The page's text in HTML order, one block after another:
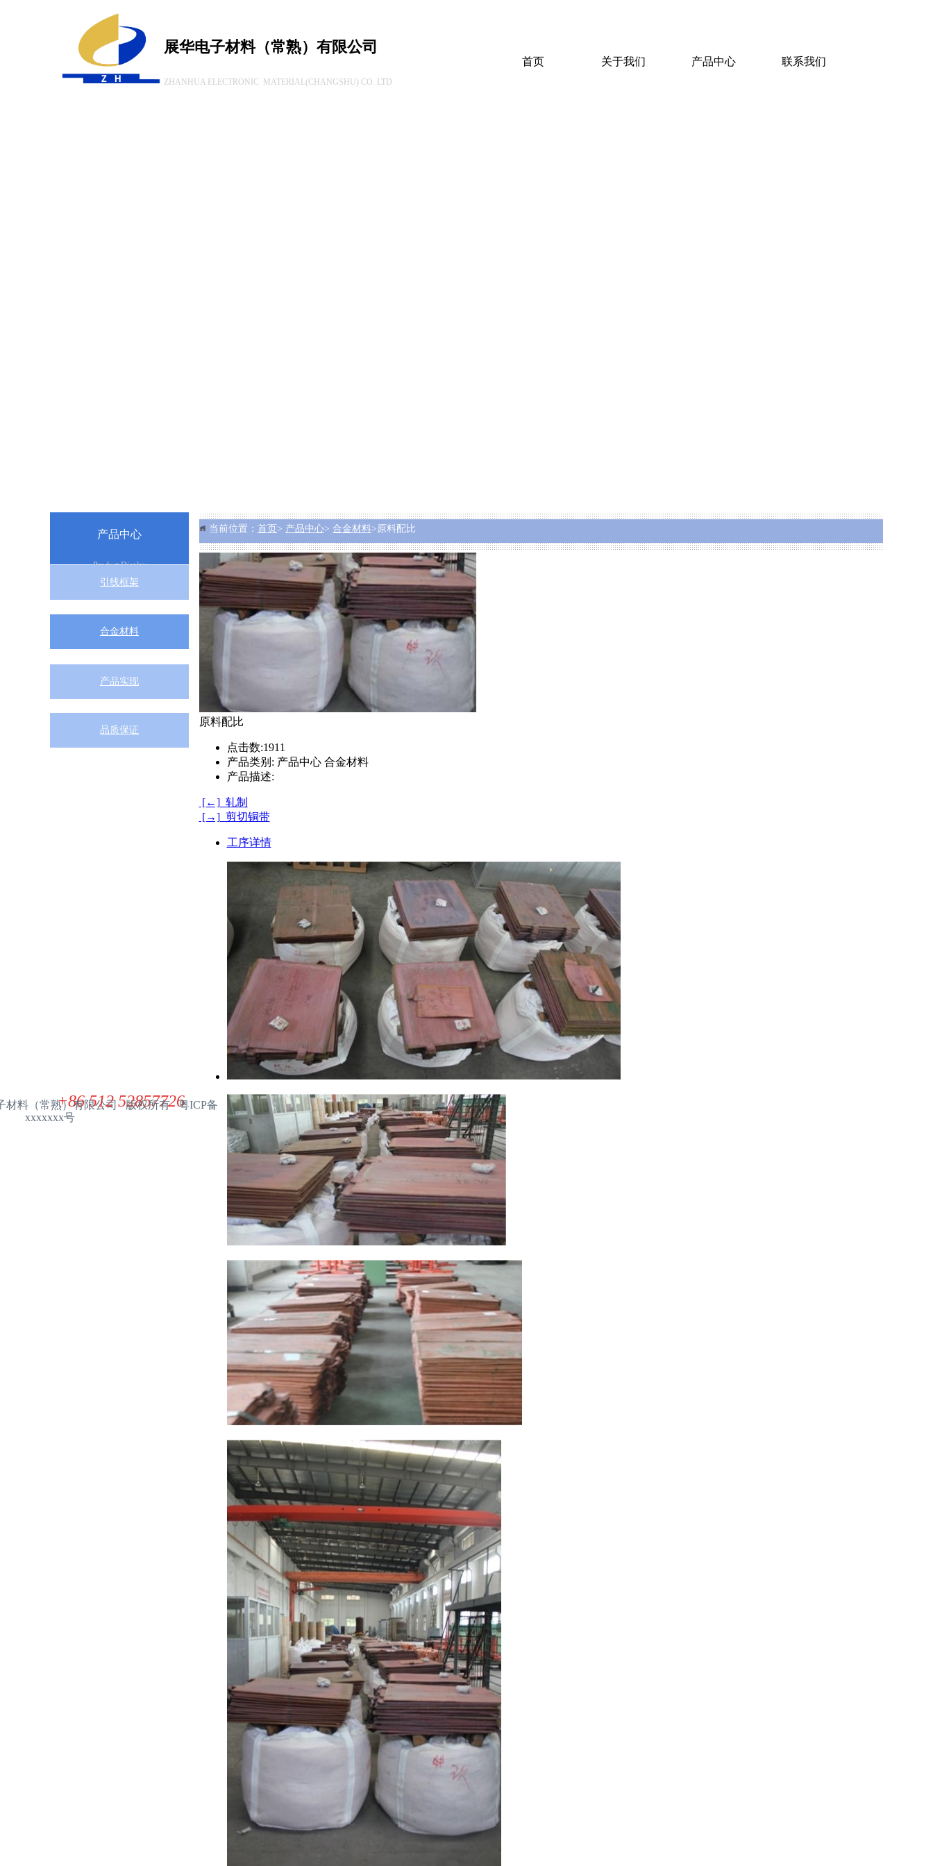
首页 关于我们 产品中心 联系我们
展华电子材料（常熟）有限公司
ZHANHUA ELECTRONIC MATERIAL(CHANGSHU) CO. LTD
当前位置： 首页 > 产品中心> 合金材料>原料配比
产品中心
Product Display
引线框架
合金材料
产品实现
品质保证
原料配比
点击数:1911
产品类别: 产品中心 合金材料
产品描述:
[←] 轧制
[→] 剪切铜带
工序详情
展华电子材料（常熟）有限公司
ZHANHUA ELECTRONIC MATERIAL(CHANGSHU) CO. LTD
+86 512 52857726
地址 ：地址：中国江苏省常熟市虞山高新技术产业园深圳路56号
电话： +86 512 52857725/ 52857726
传真：+86 512 52859730
邮箱：zhanhua@zhanhuadianzi.cn
材料（常熟）有限公司 版权所有 粤ICP备
xxxxxxx号